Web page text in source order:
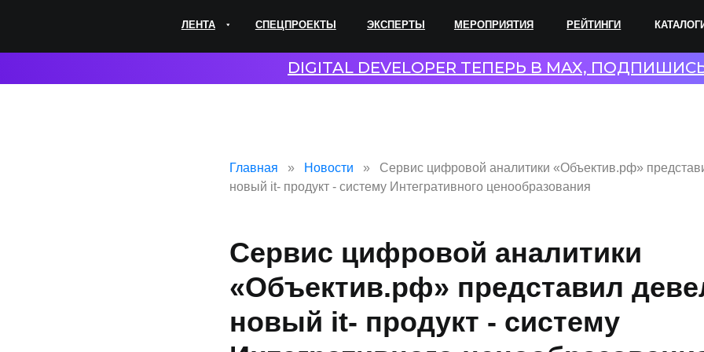
ЭКСПЕРТЫ КАТАЛОГИ
МЕРОПРИЯТИЯ
СПЕЦПРОЕКТЫ РЕЙТИНГИ
ЛЕНТА
DIGITAL DEVELOPER ТЕПЕРЬ В MAX,
Главная Новости
Сервис цифровой аналитики «Объектив.рф»
новый it- продукт - систему Интегративного ценообразования
Сервис цифровой аналитики
«Объектив.рф» представил
новый it- продукт - систему